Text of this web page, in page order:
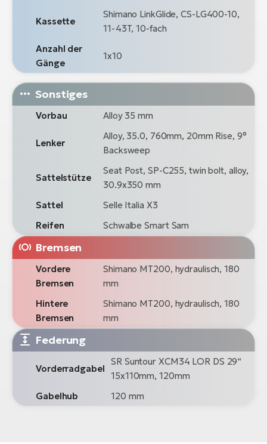
Kassette
Shimano LinkGlide, CS-LG400-10,
11-43T, 10-fach
Anzahl der
Gänge
1x10
Sonstiges
Vorbau Alloy 35 mm
Lenker
Alloy, 35.0, 760mm, 20mm Rise, 9°
Backsweep
Sattelstütze
Seat Post, SP-C255, twin bolt, alloy,
30.9x350 mm
Sattel
Selle Italia X3
Reifen
Schwalbe Smart Sam
Bremsen
Vordere
Bremsen
Shimano MT200, hydraulisch, 180
mm
Hintere
Bremsen
Shimano MT200, hydraulisch, 180
mm
Federung
Vorderradgabel
SR Suntour XCM34 LOR DS 29“
15x110mm, 120mm
Gabelhub
120 mm